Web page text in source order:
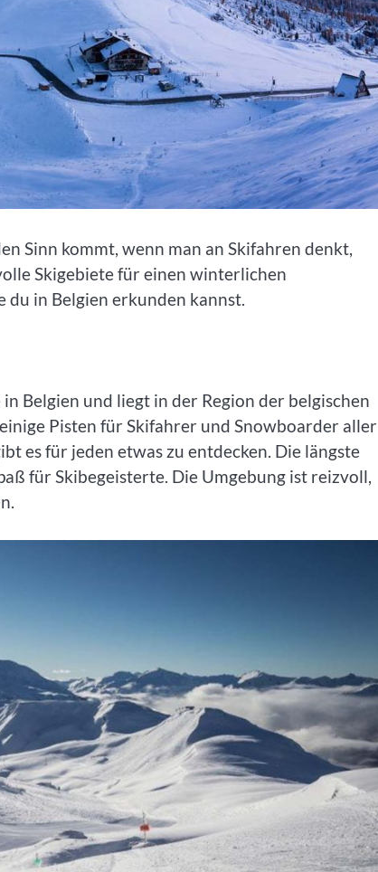
Sinn kommt, wenn man an Skifahren denkt,
Skigebiete für einen winterlichen
in Belgien erkunden kannst.
Belgien und liegt in der Region der belgischen
Pisten für Skifahrer und Snowboarder aller
es für jeden etwas zu entdecken. Die längste
für Skibegeisterte. Die Umgebung ist reizvoll,